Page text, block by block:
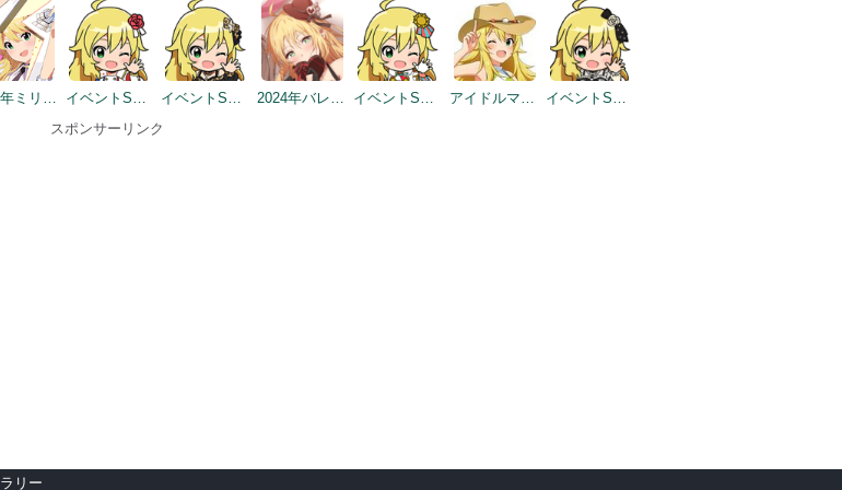
4周年イメージ イベントSD #8 イベントSD #10 2024年バレンタインデートップ画面 イベントSD #325 アイドルマスター×成田ゆめ牧場 みんなとすごす成田ゆめ牧場 ～穴掘りの頂点を目指しますぅ！～
イベントSD #387
スポンサーリンク
リー